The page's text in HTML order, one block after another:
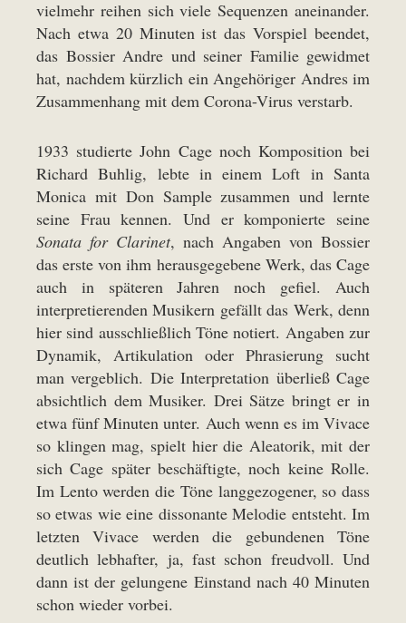
vielmehr reihen sich viele Sequenzen aneinander.
Nach etwa 20 Minuten ist das Vorspiel beendet,
das Bossier Andre und seiner Familie gewidmet
hat, nachdem kürzlich ein Angehöriger Andres im
Zusammenhang mit dem Corona-Virus verstarb.
1933 studierte John Cage noch Komposition bei
Richard Buhlig, lebte in einem Loft in Santa
Monica mit Don Sample zusammen und lernte
seine Frau kennen. Und er komponierte seine
Sonata for Clarinet, nach Angaben von Bossier
das erste von ihm herausgegebene Werk, das Cage
auch in späteren Jahren noch gefiel. Auch
interpretierenden Musikern gefällt das Werk, denn
hier sind ausschließlich Töne notiert. Angaben zur
Dynamik, Artikulation oder Phrasierung sucht
man vergeblich. Die Interpretation überließ Cage
absichtlich dem Musiker. Drei Sätze bringt er in
etwa fünf Minuten unter. Auch wenn es im Vivace
so klingen mag, spielt hier die Aleatorik, mit der
sich Cage später beschäftigte, noch keine Rolle.
Im Lento werden die Töne langgezogener, so dass
so etwas wie eine dissonante Melodie entsteht. Im
letzten Vivace werden die gebundenen Töne
deutlich lebhafter, ja, fast schon freudvoll. Und
dann ist der gelungene Einstand nach 40 Minuten
schon wieder vorbei.